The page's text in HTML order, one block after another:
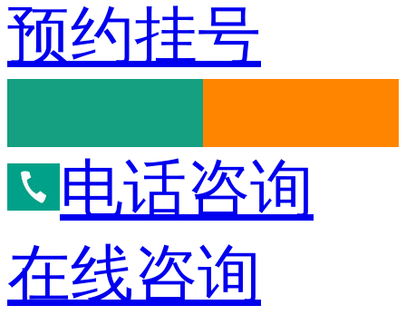
预约挂号
电话咨询
在线咨询